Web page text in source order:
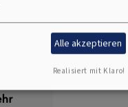
Alle akzeptieren
Realisiert mit Klaro!